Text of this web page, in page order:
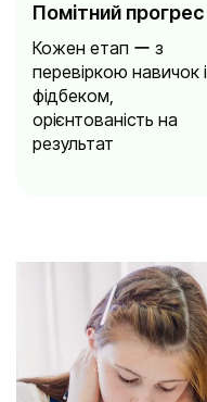
Помітний прогрес
Кожен етап ー з
перевіркою навичок і
фідбеком,
орієнтованість на
результат